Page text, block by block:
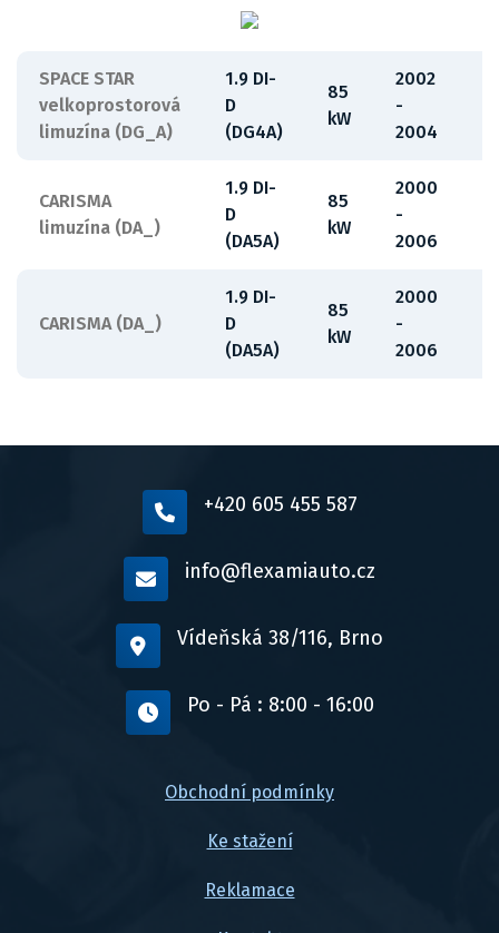
SPACE STAR
velkoprostorová
limuzína (DG_A)
1.9 DI-
D
(DG4A)
85
kW
2002
-
2004
CARISMA
limuzína (DA_)
1.9 DI-
D
(DA5A)
85
kW
2000
-
2006
CARISMA (DA_)
1.9 DI-
D
(DA5A)
85
kW
2000
-
2006
+420 605 455 587
info@flexamiauto.cz
Vídeňská 38/116, Brno
Po - Pá : 8:00 - 16:00
Obchodní podmínky
Ke stažení
Reklamace